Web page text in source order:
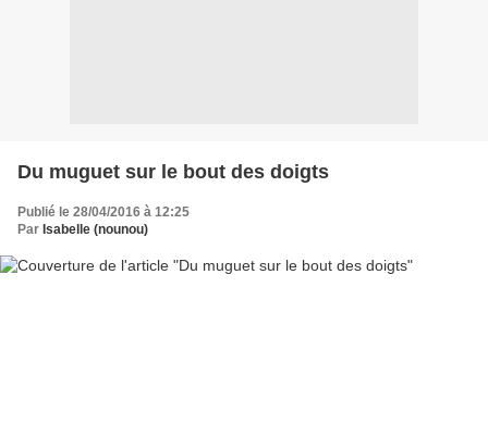
Du muguet sur le bout des doigts
Publié le 28/04/2016 à 12:25
Par Isabelle (nounou)